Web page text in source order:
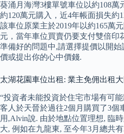
葵涌月海灣3樓單號車位以約108萬
約120萬元購入，近4年帳面損失約
該車位原業主於2019年以約165萬
元，當年車位買賣仍要支付雙倍印
準備好的問題中,請選擇提價以開
價或提出你的心中價錢.
太湖花園車位出租: 業主免佣出租
“投資者未能投資於住宅市場有可
客人於天晉於過往2個月購買了3個
用,Alvin說. 由於地點位置理想, 臨
大, 例如在九龍東, 至今年3月總共